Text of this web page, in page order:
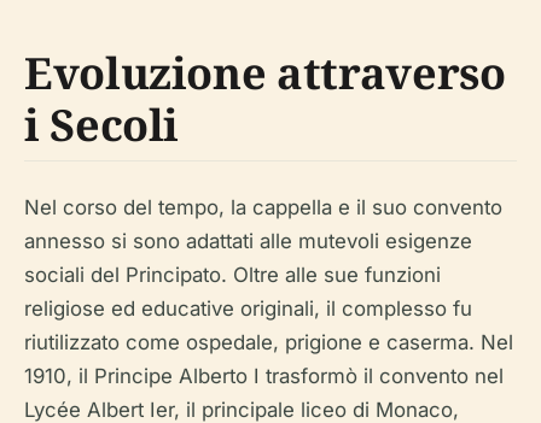
Evoluzione attraverso
i Secoli
Nel corso del tempo, la cappella e il suo convento
annesso si sono adattati alle mutevoli esigenze
sociali del Principato. Oltre alle sue funzioni
religiose ed educative originali, il complesso fu
riutilizzato come ospedale, prigione e caserma. Nel
1910, il Principe Alberto I trasformò il convento nel
Lycée Albert Ier, il principale liceo di Monaco,